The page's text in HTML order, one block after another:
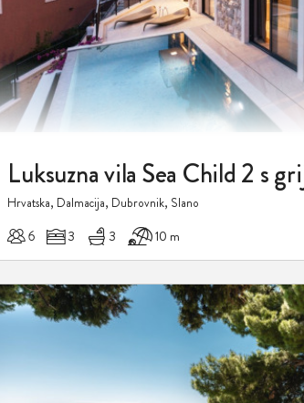
Hrvatska, Dalmacija, Dubrovnik, Slano
6 3 3 10 m
Dodaj